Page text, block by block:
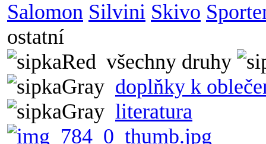
Salomon Silvini Skivo
ostatní
všechny druhy
doplňky k
literatura